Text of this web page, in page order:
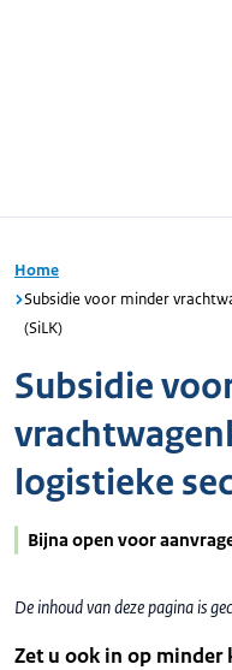
Home
Subsidie voor minder
(SiLK)
Subsidie
logistieke
Bijna open voor
De inhoud van deze pagina is
Zet u ook in op